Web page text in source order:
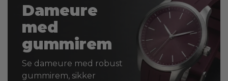
Dameure
med
gummirem
Se dameure med robust
gummirem, sikker